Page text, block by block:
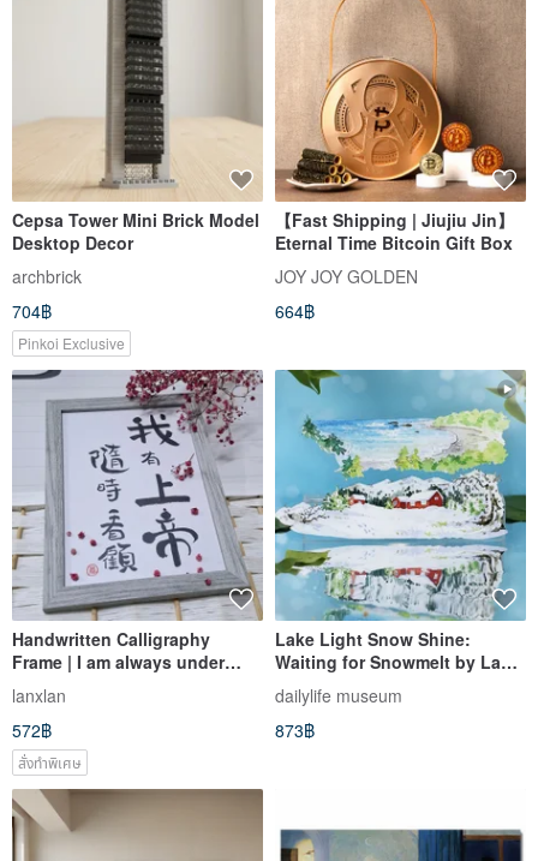
Cepsa Tower Mini Brick Model
Desktop Decor
archbrick
704฿
Pinkoi Exclusive
【Fast Shipping | Jiujiu Jin】
Eternal Time Bitcoin Gift Box
JOY JOY GOLDEN
664฿
Handwritten Calligraphy
Frame | I am always under
God's watchful eye | Each
piece is unique | Space
Embellishment
lanxlan
572฿
สั่งทำพิเศษ
Lake Light Snow Shine:
Waiting for Snowmelt by Lake
Karuizawa - PET Washi Tape
(10m Roll)
dailylife museum
873฿